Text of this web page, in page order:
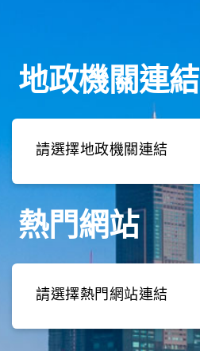
地政機關連結
熱門網站